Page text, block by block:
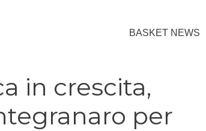
BASKET NEWS
in crescita,
per